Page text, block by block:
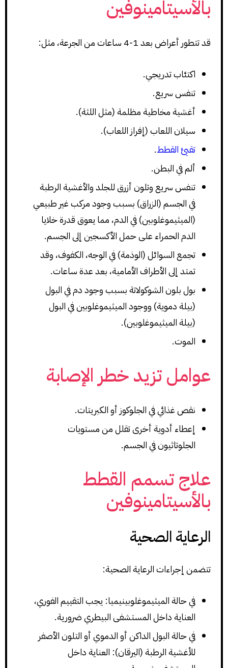
بالأسيتامينوفين
قد تتطور أعراض بعد 1-4 ساعات من الجرعة، مثل:
اكتئاب تدريجي.
تنفس سريع.
أغشية مخاطية مظلمة (مثل اللثة).
سيلان اللعاب (إفراز اللعاب).
تقيئ القطط.
ألم في البطن.
تنفس سريع وتلون أزرق للجلد والأغشية الرطبة
في الجسم (الزراق) بسبب وجود مركب غير طبيعي
(الميثيموغلوبين) في الدم، مما يعوق قدرة خلايا
الدم الحمراء على حمل الأكسجين إلى الجسم.
تجمع السوائل (الوذمة) في الوجه، الكفوف، وقد
تمتد إلى الأطراف الأمامية، بعد عدة ساعات.
بول بلون الشوكولاتة بسبب وجود دم في البول
(بيلة دموية) ووجود الميثيموغلوبين في البول
(بيلة الميثيموغلوبين).
الموت.
عوامل تزيد خطر الإصابة
نقص غذائي في الجلوكوز أو الكبريتات.
إعطاء أدوية أخرى تقلل من مستويات
الجلوتاثيون في الجسم.
علاج تسمم القطط
بالأسيتامينوفين
الرعاية الصحية
تتضمن إجراءات الرعاية الصحية:
في حالة الميثيموغلوبينيميا: يجب التقييم الفوري،
العناية داخل المستشفى البيطري ضرورية.
في حالة البول الداكن أو الدموي أو التلون الأصفر
للأغشية الرطبة (اليرقان): العناية داخل